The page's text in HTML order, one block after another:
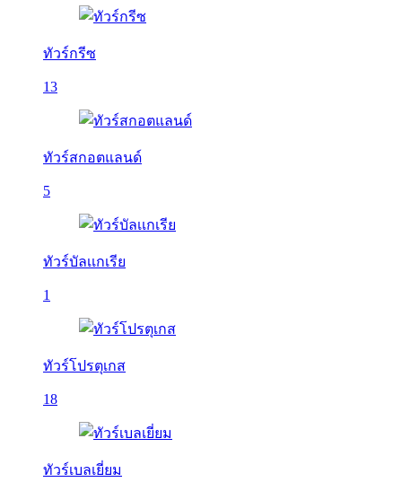
ทัวร์กรีซ
13
ทัวร์สกอตแลนด์
5
ทัวร์บัลเเกเรีย
1
ทัวร์โปรตุเกส
18
ทัวร์เบลเยี่ยม